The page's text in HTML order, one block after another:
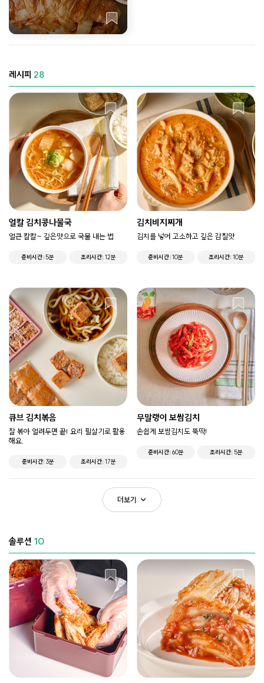
레시피 28
얼칼 김치콩나물국
얼큰 칼칼~ 깊은맛으로 국물 내는 법
준비시간 5분 조리시간 12분
김치비지찌개
김치를 넣어 고소하고 깊은 감칠맛
준비시간 10분 조리시간 10분
큐브 김치볶음
잘 볶아 얼려두면 끝! 요리 필살기로 활용
해요.
준비시간 3분 조리시간 17분
무말랭이 보쌈김치
손쉽게 보쌈김치도 뚝딱!
준비시간 60분 조리시간 5분
더보기
솔루션 10